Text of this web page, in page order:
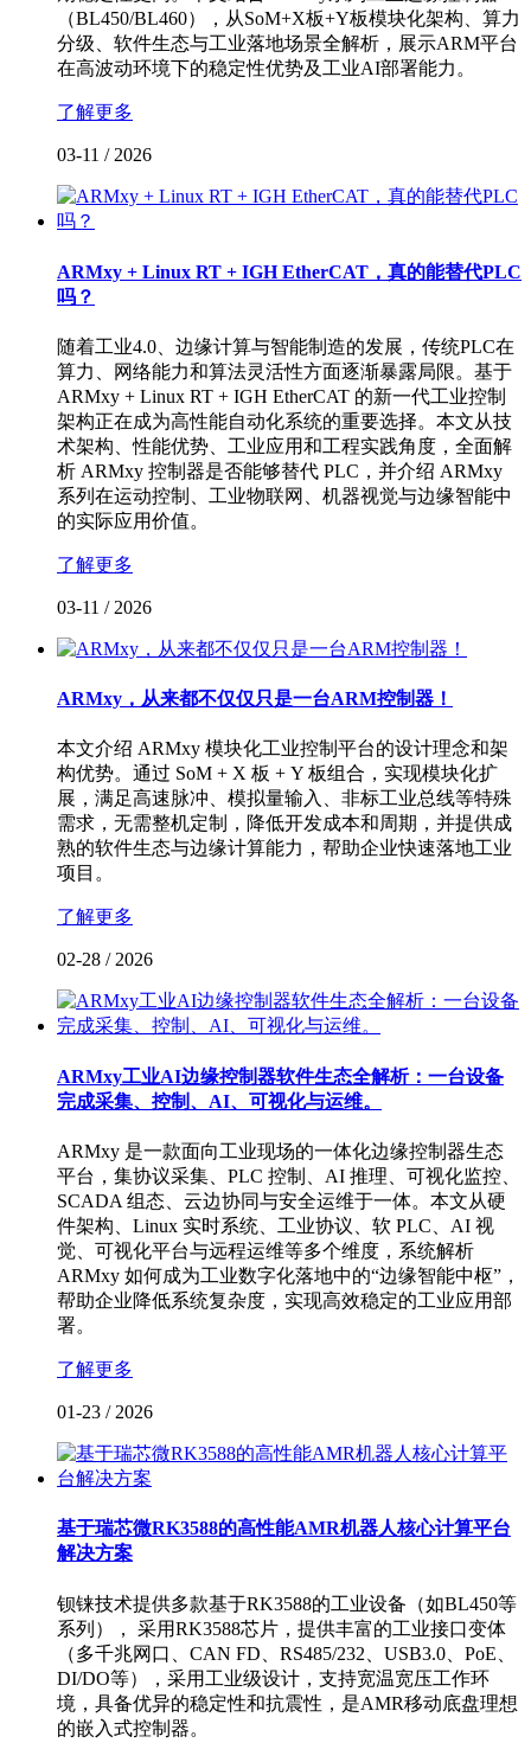
（BL450/BL460），从SoM+X板+Y板模块化架构、算力
分级、软件生态与工业落地场景全解析，展示ARM平台
在高波动环境下的稳定性优势及工业AI部署能力。
了解更多
03-11 / 2026
ARMxy + Linux RT + IGH EtherCAT，真的能替代PLC
吗？
随着工业4.0、边缘计算与智能制造的发展，传统PLC在
算力、网络能力和算法灵活性方面逐渐暴露局限。基于
ARMxy + Linux RT + IGH EtherCAT 的新一代工业控制
架构正在成为高性能自动化系统的重要选择。本文从技
术架构、性能优势、工业应用和工程实践角度，全面解
析 ARMxy 控制器是否能够替代 PLC，并介绍 ARMxy
系列在运动控制、工业物联网、机器视觉与边缘智能中
的实际应用价值。
了解更多
03-11 / 2026
ARMxy，从来都不仅仅只是一台ARM控制器！
本文介绍 ARMxy 模块化工业控制平台的设计理念和架
构优势。通过 SoM + X 板 + Y 板组合，实现模块化扩
展，满足高速脉冲、模拟量输入、非标工业总线等特殊
需求，无需整机定制，降低开发成本和周期，并提供成
熟的软件生态与边缘计算能力，帮助企业快速落地工业
项目。
了解更多
02-28 / 2026
ARMxy工业AI边缘控制器软件生态全解析：一台设备
完成采集、控制、AI、可视化与运维。
ARMxy 是一款面向工业现场的一体化边缘控制器生态
平台，集协议采集、PLC 控制、AI 推理、可视化监控、
SCADA 组态、云边协同与安全运维于一体。本文从硬
件架构、Linux 实时系统、工业协议、软 PLC、AI 视
觉、可视化平台与远程运维等多个维度，系统解析
ARMxy 如何成为工业数字化落地中的“边缘智能中枢”，
帮助企业降低系统复杂度，实现高效稳定的工业应用部
署。
了解更多
01-23 / 2026
基于瑞芯微RK3588的高性能AMR机器人核心计算平台
解决方案
钡铼技术提供多款基于RK3588的工业设备（如BL450等
系列）， 采用RK3588芯片，提供丰富的工业接口变体
（多千兆网口、CAN FD、RS485/232、USB3.0、PoE、
DI/DO等），采用工业级设计，支持宽温宽压工作环
境，具备优异的稳定性和抗震性，是AMR移动底盘理想
的嵌入式控制器。